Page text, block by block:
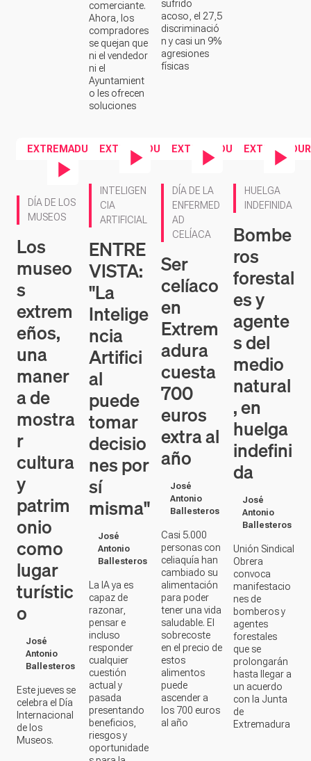
Ayuntamient
o les ofrecen
soluciones
EXTREMADURA
MUSEOS
museo
s
extrem
eños,
una
maner
a de
mostra
r
cultura
y
patrim
onio
como
lugar
turístic
o
José
Antonio
Ballesteros
Este jueves se
celebra el Día
Internacional
de los
EXTREMADURA
Contenido en vídeo
ARTIFICIAL
ENTRE
VISTA:
"La
Intelige
ncia
Artifici
al
puede
tomar
decisio
nes por
sí
misma"
José
Antonio
Ballesteros
La IA ya es
capaz de
razonar,
pensar e
responder
cualquier
cuestión
actual y
pasada
presentando
beneficios,
riesgos y
oportunidade
s para la
sociedad.
AD
CELÍACA
Ser
celíaco
en
Extrem
adura
cuesta
700
euros
extra al
año
José
Antonio
Ballesteros
Casi 5.000
personas con
celiaquía han
cambiado su
para poder
tener una vida
saludable. El
sobrecoste
en el precio de
estos
alimentos
puede
ascender a
los 700 euros
al año
Bombe
ros
forestal
es y
agente
s del
medio
natural
, en
huelga
indefini
da
José
Antonio
Ballesteros
Unión Sindical
Obrera
convoca
manifestacio
bomberos y
agentes
forestales
que se
prolongarán
hasta llegar a
un acuerdo
con la Junta
de
Extremadura
EXTREMADURAPROVINCIA